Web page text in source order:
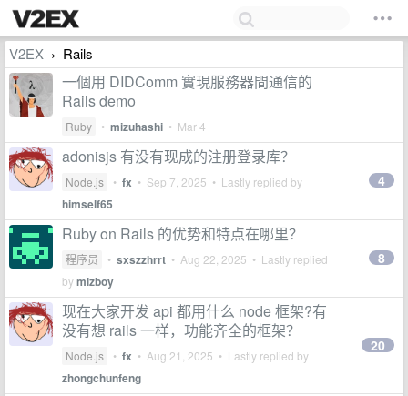
V2EX › Rails
一個用 DIDComm 實現服務器間通信的
Rails demo
Ruby • mizuhashi • Mar 4
adonisjs 有没有现成的注册登录库？
Node.js • fx • Sep 7, 2025 • Lastly replied by
himself65
4
Ruby on Rails 的优势和特点在哪里？
程序员 • sxszzhrrt • Aug 22, 2025 • Lastly replied
bymlzboy
8
现在大家开发 api 都用什么 node 框架?有
没有想 rails 一样，功能齐全的框架？
Node.js • fx • Aug 21, 2025 • Lastly replied by
zhongchunfeng
20